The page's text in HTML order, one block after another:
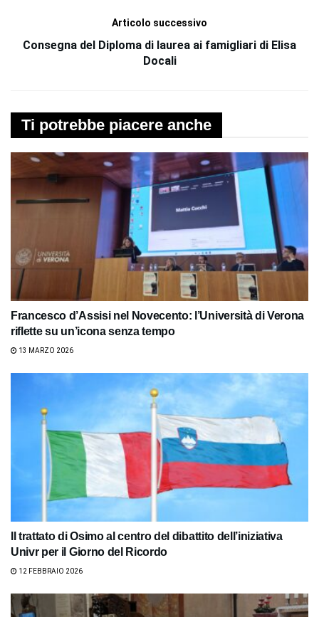
Articolo successivo
Consegna del Diploma di laurea ai famigliari di Elisa
Docali
Ti potrebbe piacere anche
Francesco d’Assisi nel Novecento: l’Università di Verona
riflette su un’icona senza tempo
13 MARZO 2026
Il trattato di Osimo al centro del dibattito dell’iniziativa
Univr per il Giorno del Ricordo
12 FEBBRAIO 2026